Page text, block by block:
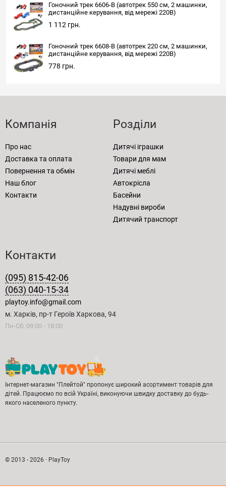
Гоночний трек 6606-B (автотрек 550 см, 2 машинки,
дистанційне керування, від мережі 220В)
1 112 грн.
Гоночний трек 6608-B (автотрек 220 см, 2 машинки,
дистанційне керування, від мережі 220В)
778 грн.
Компанія
Про нас
Доставка та оплата
Повернення та обмін
Наш блог
Контакти
Розділи
Дитячі іграшки
Товари для мам
Дитячі меблі
Автокрісла
Басейни
Надувні вироби
Дитячий транспорт
Контакти
(095) 815-42-06
(063) 040-15-34
playtoy.info@gmail.com
м. Харків, пр-т Героїв Харкова, 94
Пн-Сб: 09:00 - 18:00
Інтернет-магазин "Плейтой" пропонує широкий асортимент товарів для
дітей. Працюємо по всій Україні, виконуючи швидку доставку до будь-
якого населеного пункту.
© 2013 - 2026 · PlayToy